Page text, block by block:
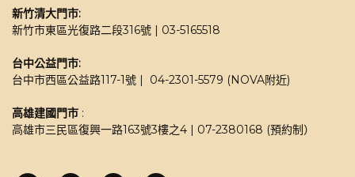
新竹清大門市:
新竹市東區光復路二段316號 | 03-5165518
台中公益門市:
台中市西區公益路117-1號 |  04-2301-5579 (NOVA附近)
高雄建國門市 :
高雄市三民區復興一路163號3樓之4 | 07-2380168 (預約制）